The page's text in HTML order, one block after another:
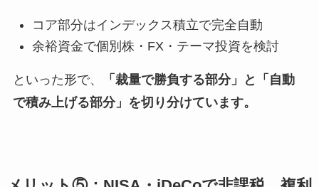
コア部分はインデックス積立で完全自動
余裕資金で個別株・FX・テーマ投資を検討
といった形で、
「裁量で勝負する部分」と「自動
で積み上げる部分」を切り分けています。